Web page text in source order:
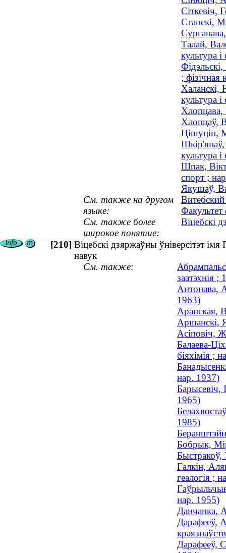
Сіткевіч,
Станскі,
Талай,
культура
;
Халанскі,
культура
Хлопцава,
Хлопцаў,
Цішуцін,
Шкір'янаў,
культура
Шпак,
спорт ;
Якушаў,
См. также на другом
языке:
См. также более
широкое понятие:
Віцебскі
[210] Віцебскі дзяржаўны ўніверсітэт
навук
См. также:
заатэхнія
Антонава,
1963)
Аранская,
Аршанскі,
Асіповіч,
Балаева-
біяхімія ;
нар. 1937)
Барысевіч,
1965)
1985)
Бобрык,
Быстракоў,
Галкін,
геалогія ;
нар. 1955)
Данчанка,
Дарафееў,
Дарафееў,